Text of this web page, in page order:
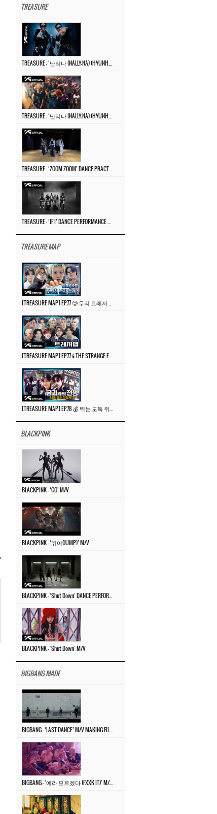
TREASURE
TREASURE MAP
BLACKPINK
BLACKPINK – ‘GO’ M/V
BLACKPINK – ‘뛰어(JUMP)’ M/V
BLACKPINK – ‘Shut Down’ M/V
BIGBANG MADE